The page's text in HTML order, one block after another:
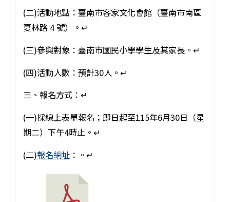
(二)活動地點：臺南市客家文化會館（臺南市南區
夏林路 4 號）。↵
(三)參與對象：臺南市國民小學學生及其家長。↵
(四)活動人數：預計30人。↵
三、報名方式：↵
(一)採線上表單報名；即日起至115年6月30日（星
期二）下午4時止。↵
(二)報名網址：。↵